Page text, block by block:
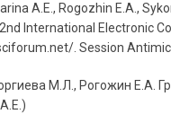
A.E., Rogozhin E.A.,
International Electronic
. Session
М.Л., Рогожин Е.А.